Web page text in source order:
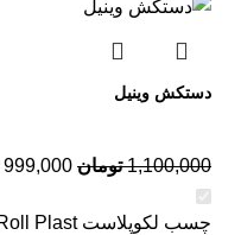
دستکش وینیل
1,100,000 تومان 999,000
چسب لکوپلاست Roll Plast